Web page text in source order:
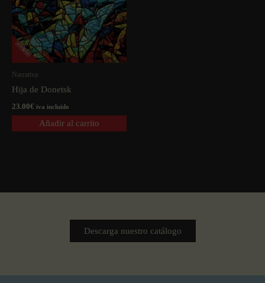
Narrativa
Hija de Donetsk
23.00€ iva incluido
Añadir al carrito
Descarga nuestro catálogo